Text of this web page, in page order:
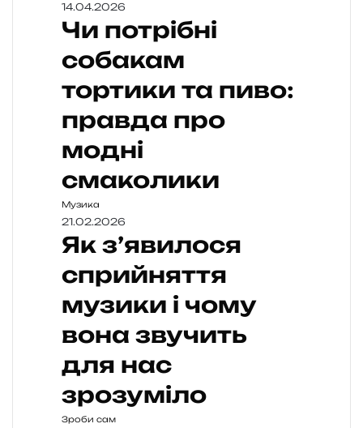
14.04.2026
Чи потрібні
собакам
тортики та пиво:
правда про
модні
смаколики
Музика
21.02.2026
Як з’явилося
сприйняття
музики і чому
вона звучить
для нас
зрозуміло
Зроби сам